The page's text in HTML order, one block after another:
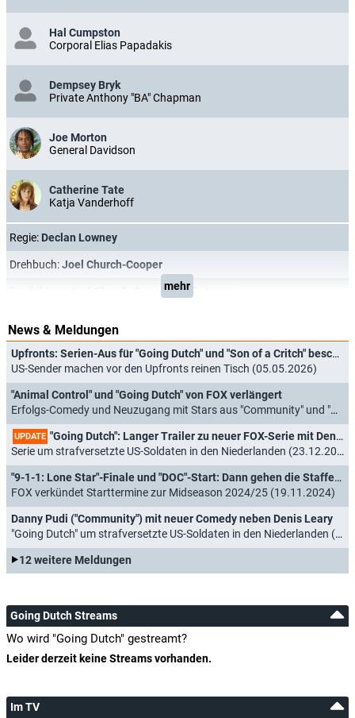
Hal Cumpston
Corporal Elias Papadakis
Dempsey Bryk
Private Anthony "BA" Chapman
Joe Morton
General Davidson
Catherine Tate
Katja Vanderhoff
Regie: Declan Lowney
Drehbuch:Joel Church-Cooper
Joel Church-Cooper,Denis Leary
mehr
News & Meldungen
Upfronts: Serien-Aus für "Going Dutch" und "Son of a Critch" beschlossen
US-Sender machen vor den Upfronts reinen Tisch (05.05.2026)
"Animal Control" und "Going Dutch" von FOX verlängert
Erfolgs-Comedy und Neuzugang mit Stars aus "Community" und "Rescue Me" werden fortgesetzt (08.05.2025)
UPDATE "Going Dutch": Langer Trailer zu neuer FOX-Serie mit Denis Leary ("Rescue Me")
Serie um strafversetzte US-Soldaten in den Niederlanden (23.12.2024)
"9-1-1: Lone Star"-Finale und "DOC"-Start: Dann gehen die Staffeln nach dem Jahreswechsel weiter
FOX verkündet Starttermine zur Midseason 2024/25 (19.11.2024)
Danny Pudi ("Community") mit neuer Comedy neben Denis Leary
"Going Dutch" um strafversetzte US-Soldaten in den Niederlanden (06.09.2024)
12 weitere Meldungen
Going Dutch Streams
Wo wird "Going Dutch" gestreamt?
Leider derzeit keine Streams vorhanden.
Im TV